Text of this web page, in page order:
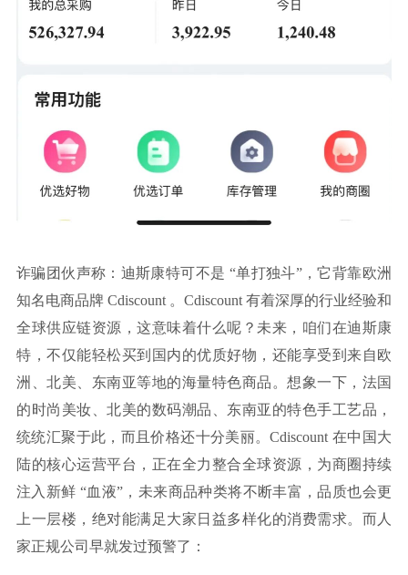
诈骗团伙声称：迪斯康特可不是 “单打独斗”，它背靠欧洲
知名电商品牌 Cdiscount 。Cdiscount 有着深厚的行业经验和
全球供应链资源，这意味着什么呢？未来，咱们在迪斯康
特，不仅能轻松买到国内的优质好物，还能享受到来自欧
洲、北美、东南亚等地的海量特色商品。想象一下，法国
的时尚美妆、北美的数码潮品、东南亚的特色手工艺品，
统统汇聚于此，而且价格还十分美丽。Cdiscount 在中国大
陆的核心运营平台，正在全力整合全球资源，为商圈持续
注入新鲜 “血液”，未来商品种类将不断丰富，品质也会更
上一层楼，绝对能满足大家日益多样化的消费需求。而人
家正规公司早就发过预警了：